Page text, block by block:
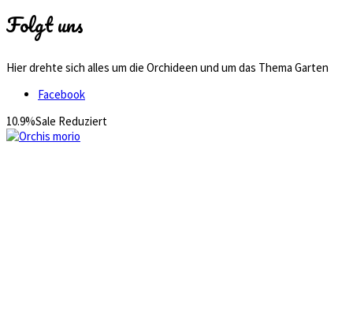
Folgt uns
Hier drehte sich alles um die Orchideen und um das Thema Garten
Facebook
10.9%Sale Reduziert